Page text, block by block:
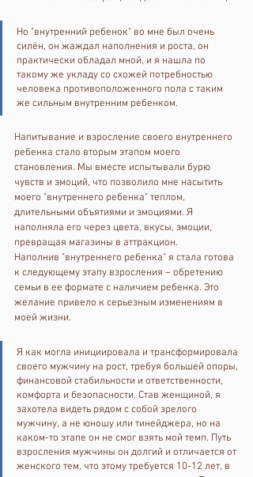
Но "внутренний ребенок" во мне был очень
силён, он жаждал наполнения и роста, он
практически обладал мной, и я нашла по
такому же укладу со схожей потребностью
человека противоположенного пола с таким
же сильным внутренним ребенком.
Напитывание и взросление своего внутреннего
ребенка стало вторым этапом моего
становления. Мы вместе испытывали бурю
чувств и эмоций, что позволило мне насытить
моего "внутреннего ребенка" теплом,
длительными объятиями и эмоциями. Я
наполняла его через цвета, вкусы, эмоции,
превращая магазины в аттракцион.
Наполнив "внутреннего ребенка" я стала готова
к следующему этапу взросления – обретению
семьи в ее формате с наличием ребенка. Это
желание привело к серьезным изменениям в
моей жизни.
Я как могла инициировала и трансформировала
своего мужчину на рост, требуя большей опоры,
финансовой стабильности и ответственности,
комфорта и безопасности. Став женщиной, я
захотела видеть рядом с собой зрелого
мужчину, а не юношу или тинейджера, но на
каком-то этапе он не смог взять мой темп. Путь
взросления мужчины он долгий и отличается от
женского тем, что этому требуется 10-12 лет, в